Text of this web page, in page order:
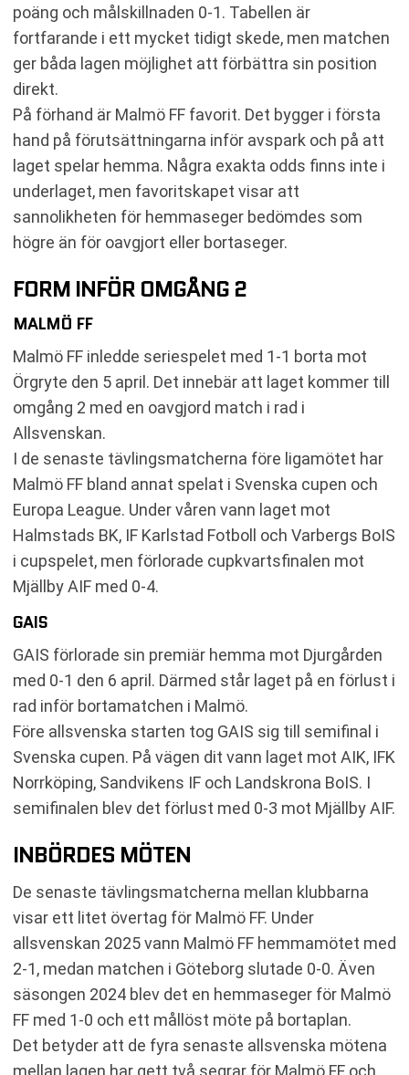
poäng och målskillnaden 0-1. Tabellen är
fortfarande i ett mycket tidigt skede, men matchen
ger båda lagen möjlighet att förbättra sin position
direkt.
På förhand är Malmö FF favorit. Det bygger i första
hand på förutsättningarna inför avspark och på att
laget spelar hemma. Några exakta odds finns inte i
underlaget, men favoritskapet visar att
sannolikheten för hemmaseger bedömdes som
högre än för oavgjort eller bortaseger.
FORM INFÖR OMGÅNG 2
MALMÖ FF
Malmö FF inledde seriespelet med 1-1 borta mot
Örgryte den 5 april. Det innebär att laget kommer till
omgång 2 med en oavgjord match i rad i
Allsvenskan.
I de senaste tävlingsmatcherna före ligamötet har
Malmö FF bland annat spelat i Svenska cupen och
Europa League. Under våren vann laget mot
Halmstads BK, IF Karlstad Fotboll och Varbergs BoIS
i cupspelet, men förlorade cupkvartsfinalen mot
Mjällby AIF med 0-4.
GAIS
GAIS förlorade sin premiär hemma mot Djurgården
med 0-1 den 6 april. Därmed står laget på en förlust i
rad inför bortamatchen i Malmö.
Före allsvenska starten tog GAIS sig till semifinal i
Svenska cupen. På vägen dit vann laget mot AIK, IFK
Norrköping, Sandvikens IF och Landskrona BoIS. I
semifinalen blev det förlust med 0-3 mot Mjällby AIF.
INBÖRDES MÖTEN
De senaste tävlingsmatcherna mellan klubbarna
visar ett litet övertag för Malmö FF. Under
allsvenskan 2025 vann Malmö FF hemmamötet med
2-1, medan matchen i Göteborg slutade 0-0. Även
säsongen 2024 blev det en hemmaseger för Malmö
FF med 1-0 och ett mållöst möte på bortaplan.
Det betyder att de fyra senaste allsvenska mötena
mellan lagen har gett två segrar för Malmö FF och